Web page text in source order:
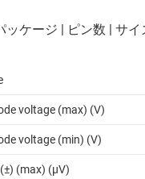
voltage (max) (V)
voltage (min) (V)
(max) (µV)